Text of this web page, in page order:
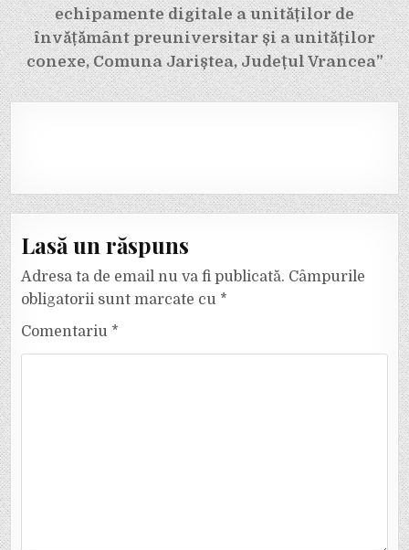
echipamente digitale a unităților de
învățământ preuniversitar și a unităților
conexe, Comuna Jariștea, Județul Vrancea”
Lasă un răspuns
Adresa ta de email nu va fi publicată. Câmpurile
obligatorii sunt marcate cu *
Comentariu *